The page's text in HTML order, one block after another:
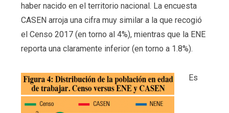
haber nacido en el territorio nacional. La encuesta
CASEN arroja una cifra muy similar a la que recogió
el Censo 2017 (en torno al 4%), mientras que la ENE
reporta una claramente inferior (en torno a 1.8%).
Es